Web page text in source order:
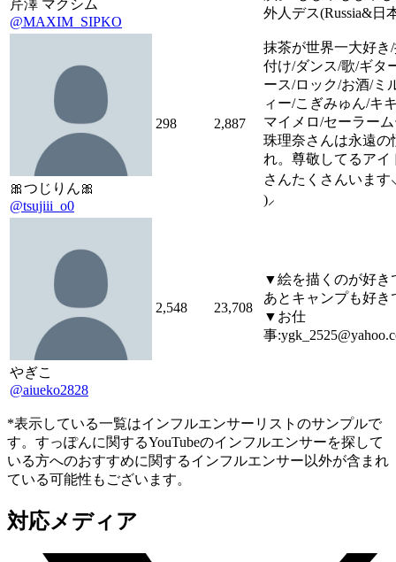
芹澤 マクシム
@MAXIM_SIPKO
外人デス(Russia&日
🎀つじりん🎀
@tsujiii_o0
298 2,887
抹茶が世界一大好き
付け/ダンス/歌/ギタ
ース/ロック/お酒/ミ
ィー/こぎみゅん/キ
マイメロ/セーラー
珠理奈さんは永遠の
れ。尊敬してるアイ
さんたくさんいます
)⸝
やぎこ
@aiueko2828
2,548 23,708
▼絵を描くのが好き
あとキャンプも好き
▼お仕
事
*表示している一覧はインフルエンサーリストのサンプルで
す。すっぽんに関するYouTubeのインフルエンサーを探して
いる方へのおすすめに関するインフルエンサー以外が含まれ
ている可能性もございます。
対応メディア